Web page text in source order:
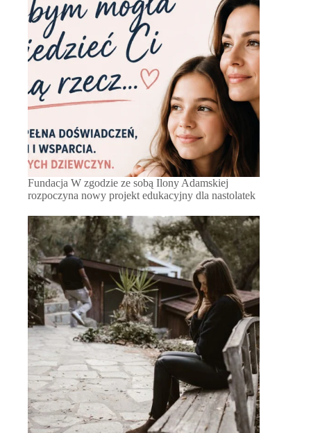
Fundacja W zgodzie ze sobą Ilony Adamskiej
rozpoczyna nowy projekt edukacyjny dla nastolatek